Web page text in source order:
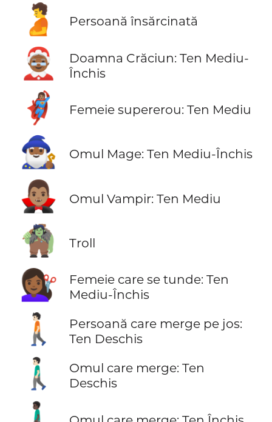
🫄 Persoană însărcinată
🤶🏾
Doamna Crăciun: Ten Mediu-
Închis
🦸🏽‍♀️ Femeie supererou: Ten Mediu
🧙🏾‍♂️ Omul Mage: Ten Mediu-Închis
🧛🏽‍♂️ Omul Vampir: Ten Mediu
🧌 Troll
💇🏾‍♀️
Femeie care se tunde: Ten
Mediu-Închis
🚶🏻
Persoană care merge pe jos:
Ten Deschis
🚶🏻‍♂️
Omul care merge: Ten
Deschis